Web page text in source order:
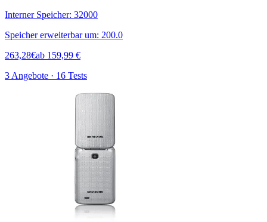
Interner Speicher: 32000
Speicher erweiterbar um: 200.0
263,28€ab 159,99 €
3 Angebote · 16 Tests